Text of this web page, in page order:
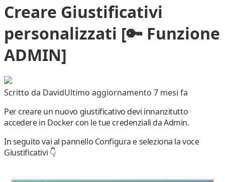
Creare Giustificativi
personalizzati [🔑 Funzione
ADMIN]
Scritto da DavidUltimo aggiornamento 7 mesi fa
Per creare un nuovo giustificativo devi innanzitutto
accedere in Docker con le tue credenziali da Admin.
In seguito vai al pannello Configura e seleziona la voce
Giustificativi 👇